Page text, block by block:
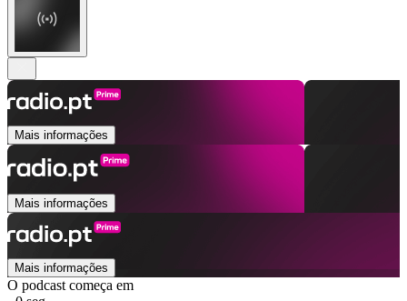
Mais informações
Mais informações
Mais informações
O podcast começa em